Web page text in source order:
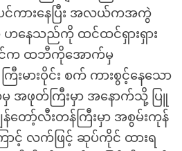
ပင်ကားနေပြီး အလယ်ကအကွဲ
ဟနေသည်ကို ထင်ထင်ရှားရှား
င်က ထဘီကိုအောက်မှ
မားဝိုင်း စက် ကားစွင့်နေသော
မှ အဖုတ်ကြီးမှာ အနောက်သို့ ပြူ
ော့်လီးတန်ကြီးမှာ အစွမ်းကုန်
ာင့် လက်ဖြင့် ဆုပ်ကိုင် ထားရ